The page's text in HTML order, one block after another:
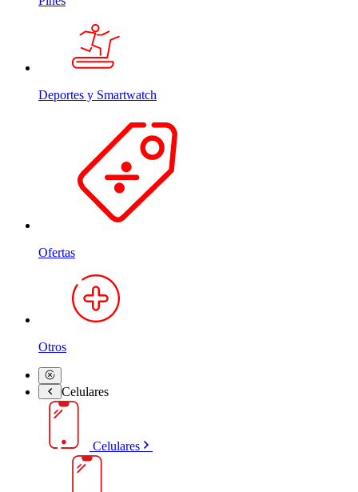
Deportes y Smartwatch
Ofertas
Otros
Celulares
Celulares